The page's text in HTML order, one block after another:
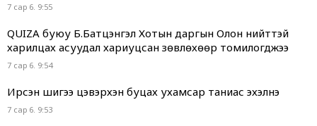
7 сар 6. 9:55
QUIZA буюу Б.Батцэнгэл Хотын даргын Олон нийттэй
харилцах асуудал хариуцсан зөвлөхөөр томилогджээ
7 сар 6. 9:54
Ирсэн шигээ цэвэрхэн буцах ухамсар таниас эхэлнэ
7 сар 6. 9:53